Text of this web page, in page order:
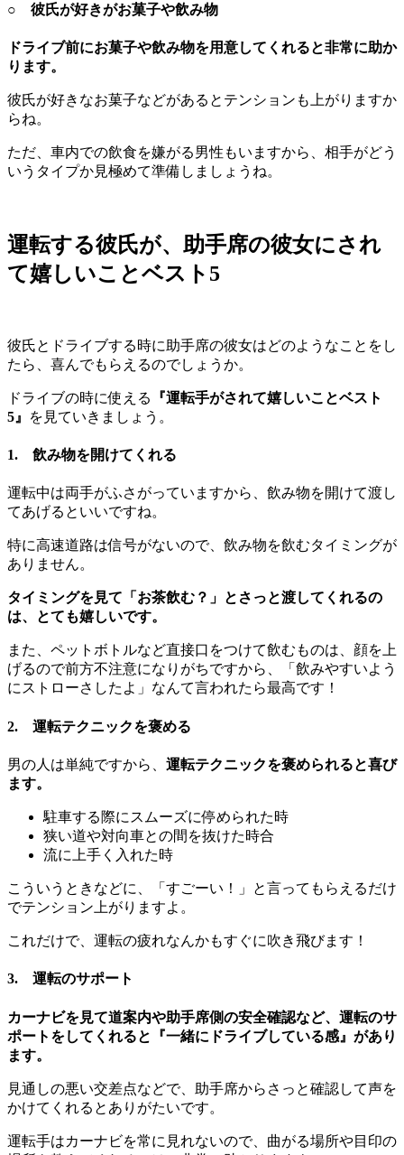
○ 彼氏が好きがお菓子や飲み物
ドライブ前にお菓子や飲み物を用意してくれると非常に助か
ります。
彼氏が好きなお菓子などがあるとテンションも上がりますか
らね。
ただ、車内での飲食を嫌がる男性もいますから、相手がどう
いうタイプか見極めて準備しましょうね。
運転する彼氏が、助手席の彼女にされ
て嬉しいことベスト5
彼氏とドライブする時に助手席の彼女はどのようなことをし
たら、喜んでもらえるのでしょうか。
ドライブの時に使える
『運転手がされて嬉しいことベスト
5』
を見ていきましょう。
1. 飲み物を開けてくれる
運転中は両手がふさがっていますから、飲み物を開けて渡し
てあげるといいですね。
特に高速道路は信号がないので、飲み物を飲むタイミングが
ありません。
タイミングを見て「お茶飲む？」とさっと渡してくれるの
は、とても嬉しいです。
また、ペットボトルなど直接口をつけて飲むものは、顔を上
げるので前方不注意になりがちですから、「飲みやすいよう
にストローさしたよ」なんて言われたら最高です！
2. 運転テクニックを褒める
男の人は単純ですから、 運転テクニックを褒められると喜び
ます。
駐車する際にスムーズに停められた時
狭い道や対向車との間を抜けた時合
流に上手く入れた時
こういうときなどに、「すごーい！」と言ってもらえるだけ
でテンション上がりますよ。
これだけで、運転の疲れなんかもすぐに吹き飛びます！
3. 運転のサポート
カーナビを見て道案内や助手席側の安全確認など、運転のサ
ポートをしてくれると『一緒にドライブしている感』があり
ます。
見通しの悪い交差点などで、助手席からさっと確認して声を
かけてくれるとありがたいです。
運転手はカーナビを常に見れないので、曲がる場所や目印の